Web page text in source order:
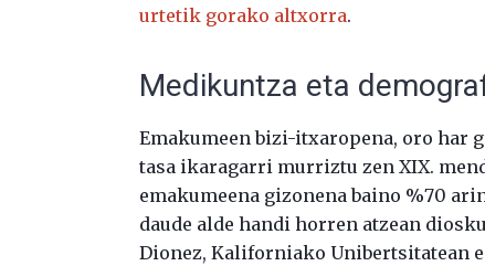
urtetik gorako altxorra.
Medikuntza eta
Emakumeen bizi-itxaropena, oro har
tasa ikaragarri murriztu zen XIX.
emakumeena gizonena baino %70
daude alde handi horren atzean
Dionez, Kaliforniako Unibertsitatean